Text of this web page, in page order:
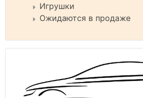
Игрушки
Ожидаются в продаже